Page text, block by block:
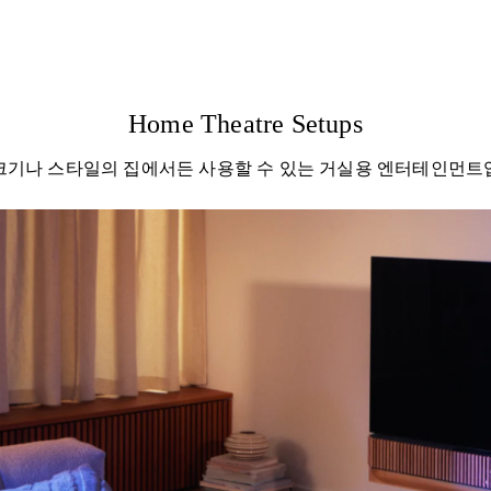
Home Theatre Setups
기나 스타일의 집에서든 사용할 수 있는 거실용 엔터테인먼트